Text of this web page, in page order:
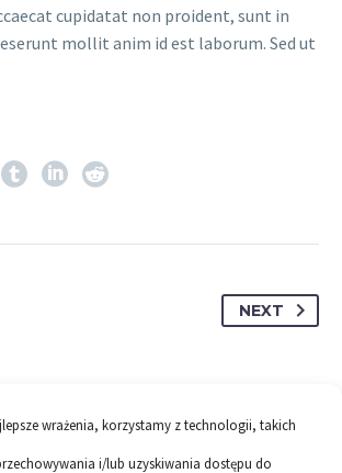
wrażenia, korzystamy z technologii, takich
i/lub uzyskiwania dostępu do
cupidatat non proident, sunt in
mollit anim id est laborum. Sed ut
NEXT